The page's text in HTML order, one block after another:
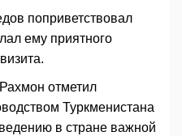
поприветствовал
ему приятного
отметил
Туркменистана
в стране важной